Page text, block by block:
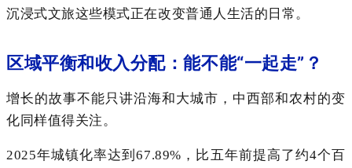
沉浸式文旅这些模式正在改变普通人生活的日常。
区域平衡和收入分配：能不能“一起走”？
增长的故事不能只讲沿海和大城市，中西部和农村的变
化同样值得关注。
2025年城镇化率达到67.89%，比五年前提高了约4个百